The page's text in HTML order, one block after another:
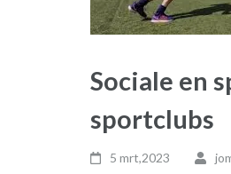
Sociale en
sportclubs
5 mrt,2023